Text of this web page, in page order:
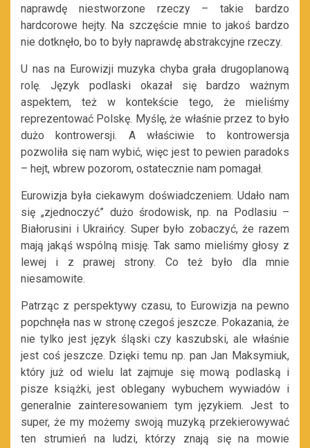
naprawdę niestworzone rzeczy – takie bardzo
hardcorowe hejty. Na szczęście mnie to jakoś bardzo
nie dotknęło, bo to były naprawdę abstrakcyjne rzeczy.
U nas na Eurowizji muzyka chyba grała drugoplanową
rolę. Język podlaski okazał się bardzo ważnym
aspektem, też w kontekście tego, że mieliśmy
reprezentować Polskę. Myślę, że właśnie przez to było
dużo kontrowersji. A właściwie to kontrowersja
pozwoliła się nam wybić, więc jest to pewien paradoks
– hejt, wbrew pozorom, ostatecznie nam pomagał.
Eurowizja była ciekawym doświadczeniem. Udało nam
się „zjednoczyć” dużo środowisk, np. na Podlasiu –
Białorusini i Ukraińcy. Super było zobaczyć, że razem
mają jakąś wspólną misję. Tak samo mieliśmy głosy z
lewej i z prawej strony. Co też było dla mnie
niesamowite.
Patrząc z perspektywy czasu, to Eurowizja na pewno
popchnęła nas w stronę czegoś jeszcze. Pokazania, że
nie tylko jest język śląski czy kaszubski, ale właśnie
jest coś jeszcze. Dzięki temu np. pan Jan Maksymiuk,
który już od wielu lat zajmuje się mową podlaską i
pisze książki, jest oblegany wybuchem wywiadów i
generalnie zainteresowaniem tym językiem. Jest to
super, że my możemy swoją muzyką przekierowywać
ten strumień na ludzi, którzy znają się na mowie